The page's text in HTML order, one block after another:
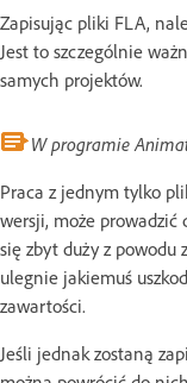
Zapisując pliki FLA,
Jest to szczególnie
samych projektów.
W programie
Praca z jednym tylko
wersji, może prowadzić
się zbyt duży z
ulegnie jakiemuś
zawartości.
Jeśli jednak zostaną